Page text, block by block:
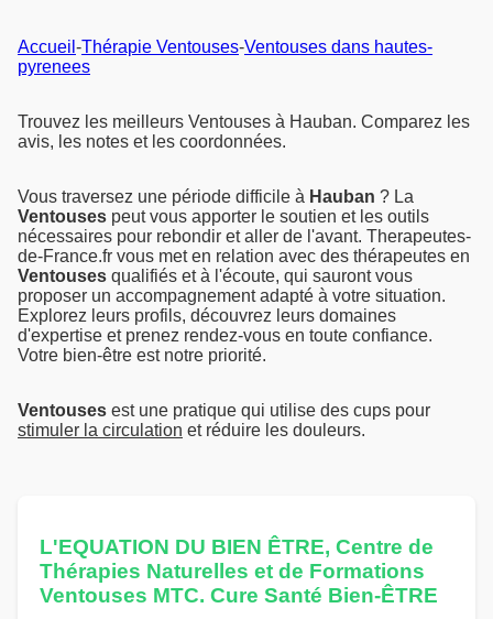
Accueil -Thérapie Ventouses-Ventouses dans hautes-
pyrenees
Trouvez les meilleurs Ventouses à Hauban. Comparez les
avis, les notes et les coordonnées.
Vous traversez une période difficile à Hauban ? La
Ventouses peut vous apporter le soutien et les outils
nécessaires pour rebondir et aller de l'avant. Therapeutes-
de-France.fr vous met en relation avec des thérapeutes en
Ventouses qualifiés et à l'écoute, qui sauront vous
proposer un accompagnement adapté à votre situation.
Explorez leurs profils, découvrez leurs domaines
d'expertise et prenez rendez-vous en toute confiance.
Votre bien-être est notre priorité.
Ventouses est une pratique qui utilise des cups pour
stimuler la circulation et réduire les douleurs.
L'EQUATION DU BIEN ÊTRE, Centre de
Thérapies Naturelles et de Formations
Ventouses MTC. Cure Santé Bien-ÊTRE